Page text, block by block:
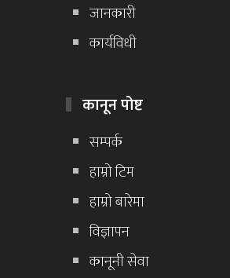
जानकारी
कार्यविधी
कानून पोष्ट
सम्पर्क
हाम्रो टिम
हाम्रो बारेमा
विज्ञापन
कानूनी सेवा